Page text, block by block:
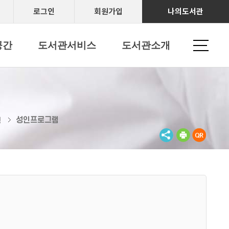
로그인 회원가입 나의도서관
간 도서관서비스 도서관소개
성인프로그램